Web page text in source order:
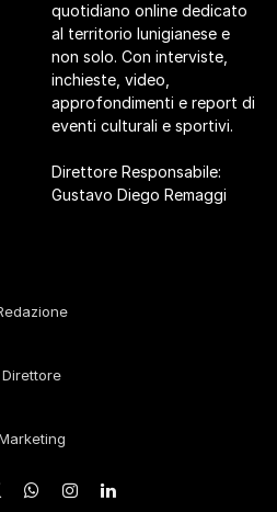
quotidiano online dedicato
al territorio lunigianese e
non solo. Con interviste,
inchieste, video,
approfondimenti e report di
eventi culturali e sportivi.
Direttore Responsabile:
Gustavo Diego Remaggi
Direttore
WhatsApp
Instagram
LinkedIn